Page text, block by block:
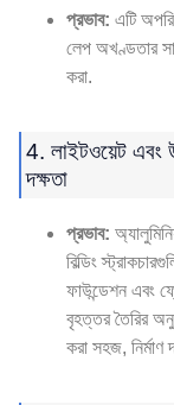
প্রভাব: এটি
লেপ অখণ্ডতার
করা.
4. লাইটওয়েট এবং
দক্ষতা
প্রভাব:
বিল্ডিং
ফাউন্ডেশন এবং
বৃহত্তর তৈরির
করা সহজ, নির্মাণ